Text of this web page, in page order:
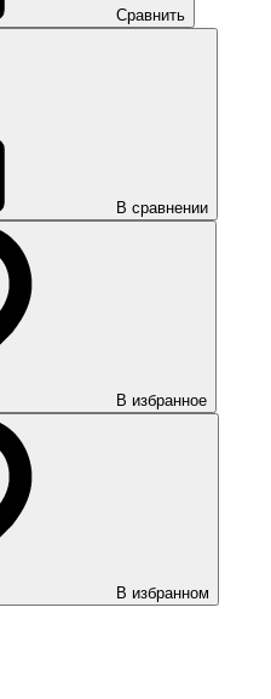
Сравнить
В сравнении
В избранное
В избранном